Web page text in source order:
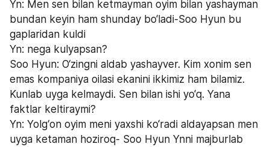
Yn: Men sen bilan ketmayman oyim bilan yashayman
bundan keyin ham shunday bo‘ladi-Soo Hyun bu
gaplaridan kuldi
Yn: nega kulyapsan?
Soo Hyun: O‘zingni aldab yashayver. Kim xonim sen
emas kompaniya oilasi ekanini ikkimiz ham bilamiz.
Kunlab uyga kelmaydi. Sen bilan ishi yo‘q. Yana
faktlar keltiraymi?
Yn: Yolg‘on oyim meni yaxshi ko‘radi aldayapsan men
uyga ketaman hoziroq- Soo Hyun Ynni majburlab